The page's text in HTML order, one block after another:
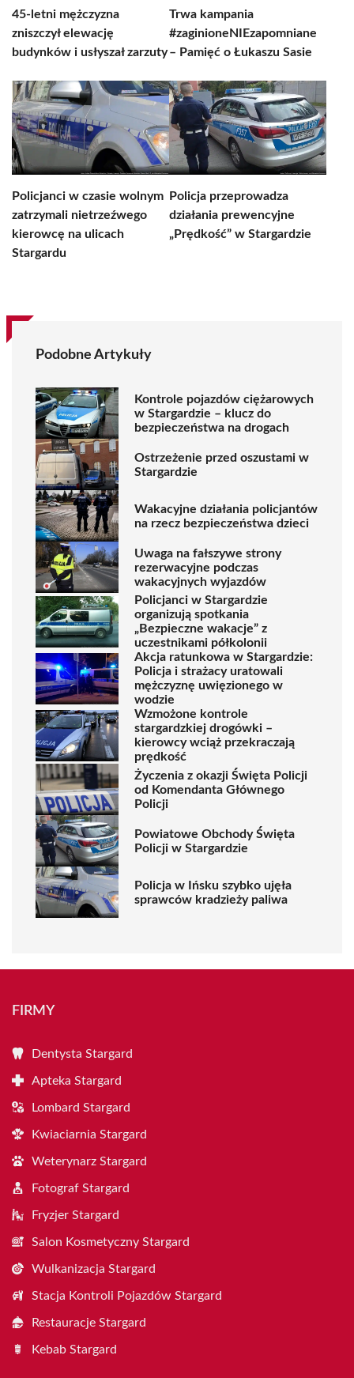
45-letni mężczyzna
zniszczył elewację
budynków i usłyszał zarzuty
Trwa kampania
#zaginioneNIEzapomniane
– Pamięć o Łukaszu Sasie
Policjanci w czasie wolnym
zatrzymali nietrzeźwego
kierowcę na ulicach
Stargardu
Policja przeprowadza
działania prewencyjne
„Prędkość” w Stargardzie
Podobne Artykuły
Kontrole pojazdów ciężarowych
w Stargardzie – klucz do
bezpieczeństwa na drogach
Ostrzeżenie przed oszustami w
Stargardzie
Wakacyjne działania policjantów
na rzecz bezpieczeństwa dzieci
Uwaga na fałszywe strony
rezerwacyjne podczas
wakacyjnych wyjazdów
Policjanci w Stargardzie
organizują spotkania
„Bezpieczne wakacje” z
uczestnikami półkolonii
Akcja ratunkowa w Stargardzie:
Policja i strażacy uratowali
mężczyznę uwięzionego w
wodzie
Wzmożone kontrole
stargardzkiej drogówki –
kierowcy wciąż przekraczają
prędkość
Życzenia z okazji Święta Policji
od Komendanta Głównego
Policji
Powiatowe Obchody Święta
Policji w Stargardzie
Policja w Ińsku szybko ujęła
sprawców kradzieży paliwa
FIRMY
Dentysta Stargard
Apteka Stargard
Lombard Stargard
Kwiaciarnia Stargard
Weterynarz Stargard
Fotograf Stargard
Fryzjer Stargard
Salon Kosmetyczny Stargard
Wulkanizacja Stargard
Stacja Kontroli Pojazdów Stargard
Restauracje Stargard
Kebab Stargard